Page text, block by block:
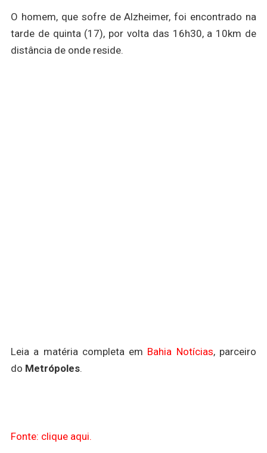
O homem, que sofre de Alzheimer, foi encontrado na
tarde de quinta (17), por volta das 16h30, a 10km de
distância de onde reside.
Leia a matéria completa em Bahia Notícias, parceiro
do Metrópoles.
Fonte: clique aqui.